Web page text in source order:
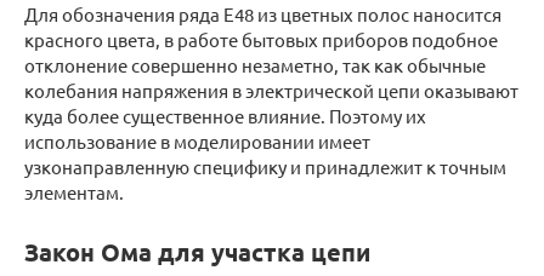
Для обозначения ряда Е48 из цветных полос наносится
красного цвета, в работе бытовых приборов подобное
отклонение совершенно незаметно, так как обычные
колебания напряжения в электрической цепи оказывают
куда более существенное влияние. Поэтому их
использование в моделировании имеет
узконаправленную специфику и принадлежит к точным
элементам.
Закон Ома для участка цепи